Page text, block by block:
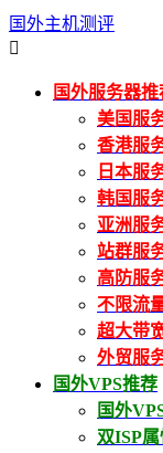
国外主机测评

国外服务器推
美国服
香港服
日本服
韩国服
亚洲服
站群服
高防服
不限流
超大带
外贸服
国外VPS推荐
国外
双ISP